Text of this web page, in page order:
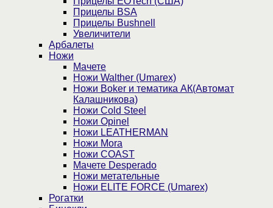
Прицелы BSA
Прицелы Bushnell
Увеличители
Арбалеты
Ножи
Мачете
Ножи Walther (Umarex)
Ножи Boker и тематика АК(Автомат
Калашникова)
Ножи Cold Steel
Ножи Opinel
Ножи LEATHERMAN
Ножи Mora
Ножи COAST
Мачете Desperado
Ножи метательные
Ножи ELITE FORCE (Umarex)
Рогатки